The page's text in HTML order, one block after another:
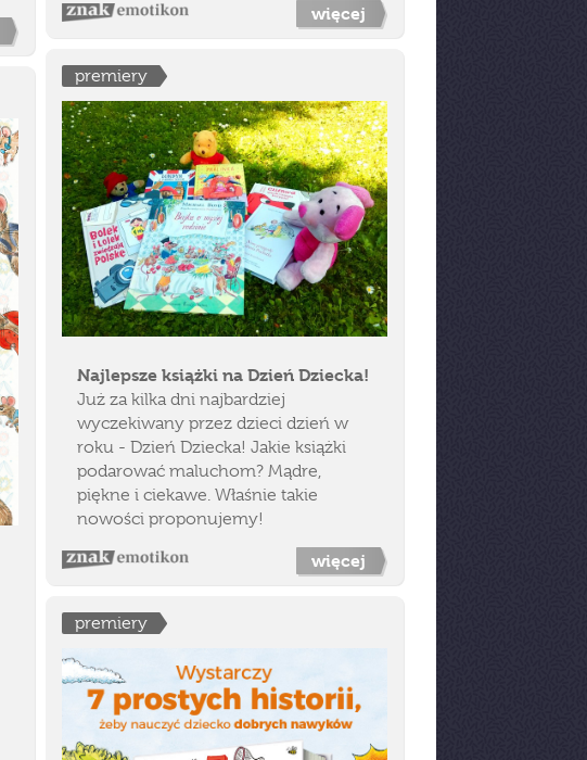
więcej
premiery
Najlepsze książki na Dzień Dziecka!
Już za kilka dni najbardziej
wyczekiwany przez dzieci dzień w
roku - Dzień Dziecka! Jakie książki
podarować maluchom? Mądre,
piękne i ciekawe. Właśnie takie
nowości proponujemy!
więcej
premiery